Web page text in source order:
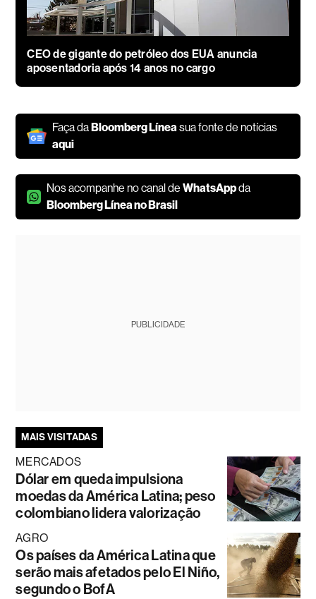
CEO de gigante do petróleo dos EUA anuncia
aposentadoria após 14 anos no cargo
Faça daBloomberg Líneasua fonte de notícias
aqui
Nos acompanhe no canal deWhatsAppda
Bloomberg Línea no Brasil
PUBLICIDADE
MAIS VISITADAS
MERCADOS
Dólar em queda impulsiona
moedas da América Latina; peso
colombiano lidera valorização
AGRO
Os países da América Latina que
serão mais afetados pelo El Niño,
segundo o BofA